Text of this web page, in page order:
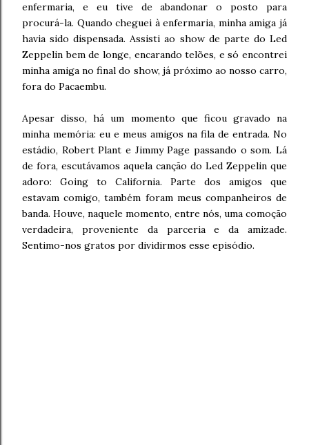
enfermaria, e eu tive de abandonar o posto para
procurá-la. Quando cheguei à enfermaria, minha amiga já
havia sido dispensada. Assisti ao show de parte do Led
Zeppelin bem de longe, encarando telões, e só encontrei
minha amiga no final do show, já próximo ao nosso carro,
fora do Pacaembu.
Apesar disso, há um momento que ficou gravado na
minha memória: eu e meus amigos na fila de entrada. No
estádio, Robert Plant e Jimmy Page passando o som. Lá
de fora, escutávamos aquela canção do Led Zeppelin que
adoro: Going to California. Parte dos amigos que
estavam comigo, também foram meus companheiros de
banda. Houve, naquele momento, entre nós, uma comoção
verdadeira, proveniente da parceria e da amizade.
Sentimo-nos gratos por dividirmos esse episódio.